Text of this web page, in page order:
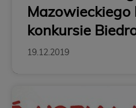
konkursie
Przygody Gangu
19.12.2019